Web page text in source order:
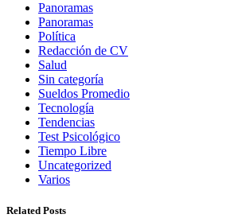
Panoramas
Panoramas
Política
Redacción de CV
Salud
Sin categoría
Sueldos Promedio
Tecnología
Tendencias
Test Psicológico
Tiempo Libre
Uncategorized
Varios
Related Posts